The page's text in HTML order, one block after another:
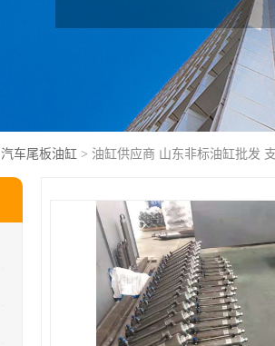
汽车尾板油缸 > 油缸供应商 山东非标油缸批发